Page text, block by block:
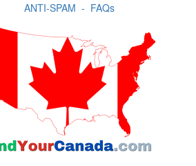
ANTI-SPAM - FAQs